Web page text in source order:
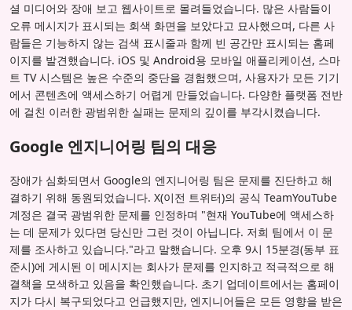
셜 미디어와 장애 보고 웹사이트로 몰려들었습니다. 많은 사람들이
오류 메시지가 표시되는 회색 화면을 보았다고 묘사했으며, 다른 사
람들은 기능하지 않는 검색 표시줄과 함께 빈 공간만 표시되는 홈페
이지를 발견했습니다. iOS 및 Android용 모바일 애플리케이션, 스마
트 TV 시스템은 높은 수준의 중단을 경험했으며, 사용자가 모든 기기
에서 콘텐츠에 액세스하기 어렵게 만들었습니다. 다양한 플랫폼 전반
에 걸친 이러한 광범위한 실패는 문제의 깊이를 부각시켰습니다.
Google 엔지니어링 팀의 대응
장애가 심화되면서 Google의 엔지니어링 팀은 문제를 진단하고 해
결하기 위해 동원되었습니다. X(이전 트위터)의 공식 TeamYouTube
계정은 결국 광범위한 문제를 인정하며 "현재 YouTube에 액세스하
는 데 문제가 있다면 당신만 그런 것이 아닙니다. 저희 팀에서 이 문
제를 조사하고 있습니다."라고 말했습니다. 오후 9시 15분경(동부 표
준시)에 게시된 이 메시지는 회사가 문제를 인지하고 적극적으로 해
결책을 모색하고 있음을 확인했습니다. 초기 업데이트에서는 홈페이
지가 다시 복구되었다고 언급했지만, 엔지니어들은 모든 영향을 받은